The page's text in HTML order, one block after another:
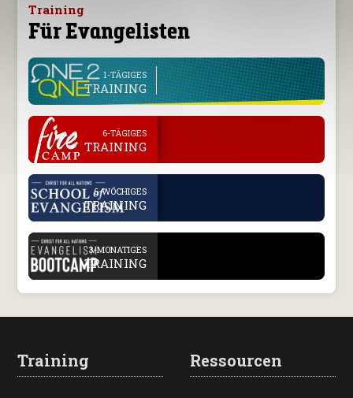
Training
Für Evangelisten
1-TÄGIGES
TRAINING
. 6-TÄGIGES
TRAINING
. 6-WÖCHIGES
TRAINING
. 3-MONATIGES
TRAINING
Training Ressourcen